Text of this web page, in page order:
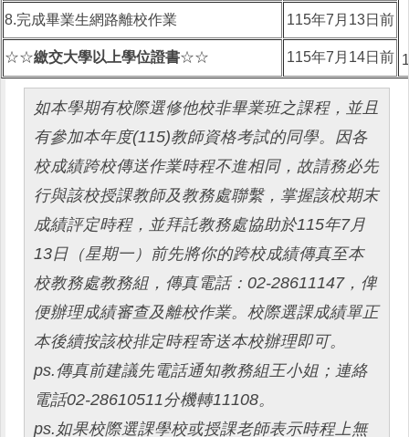
8.完成畢業生網路離校作業 115年7月13日前
☆☆繳交大學以上學位證書☆☆ 115年7月14日前
如本學期有校際選修他校非畢業班之課程，並且
有參加本年度(115)教師資格考試的同學。因各
校成績跨校傳送作業時程不進相同，故請務必先
行與該校授課教師及教務處聯繫，掌握該校期末
成績評定時程，並拜託教務處協助於115年7月
13日（星期一）前先將你的跨校成績傳真至本
校教務處教務組，傳真電話：02-28611147，俾
便辦理成績審查及離校作業。校際選課成績單正
本後續按該校排定時程寄送本校辦理即可。
ps.傳真前建議先電話通知教務組王小姐；連絡
電話02-28610511分機轉11108。
ps.如果校際選課學校或授課老師表示時程上無